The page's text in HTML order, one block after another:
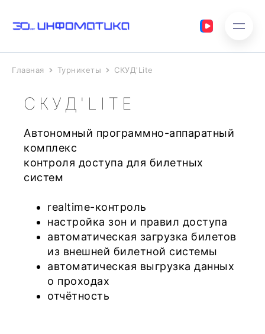
Главная Турникеты СКУД'Lite
СКУД'LITE
Автономный программно-аппаратный
комплекс
контроля доступа для билетных
систем
realtime-контроль
настройка зон и правил доступа
автоматическая загрузка билетов
из внешней билетной системы
автоматическая выгрузка данных
о проходах
отчётность